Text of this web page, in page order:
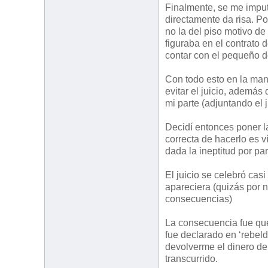
Finalmente, se me
directamente da risa.
no la del piso motivo
figuraba en el contrato
contar con el pequeño
Con todo esto en la
evitar el juicio, además
mi parte (adjuntando el
Decidí entonces poner
correcta de hacerlo es
dada la ineptitud por
El juicio se celebró
apareciera (quizás por
consecuencias)
La consecuencia fue
fue declarado en
devolverme el dinero
transcurrido.